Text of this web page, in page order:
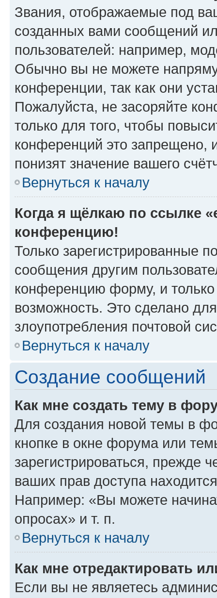
Звания, отображаемые под
созданных вами сообщений
пользователей: например,
Обычно вы не можете
конференции, так как они
Пожалуйста, не засоряйте
только для того, чтобы
конференций это запрещено,
понизят значение вашего
Вернуться к началу
Когда я щёлкаю по ссылке
конференцию!
Только зарегистрированные
сообщения другим
конференцию форму, и
возможность. Это сделано
злоупотребления почтовой
Вернуться к началу
Создание сообщений
Как мне создать тему в
Для создания новой темы в
кнопке в окне форума или
зарегистрироваться, прежде
ваших прав доступа
Например: «Вы можете
опросах» и т. п.
Вернуться к началу
Как мне отредактировать
Если вы не являетесь